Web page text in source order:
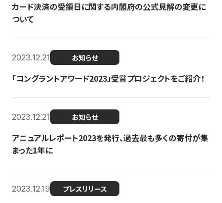
カード決済の受領日に関する内閣府の公式見解の変更に
ついて
2023.12.21 お知らせ
「コングラントアワード2023」受賞プロジェクトをご紹介！
2023.12.21 お知らせ
アニュアルレポート2023を発行、過去最も多くの寄付が集
まった1年に
2023.12.19 プレスリリース